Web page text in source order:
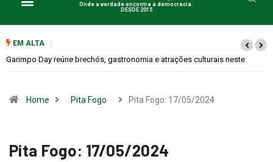
Onde a verdade encontra a democracia.
DESDE 2015
EM ALTA
Bugonia transforma paranoia e conspiração em um suspense imprevisível
Home Pita Fogo Pita Fogo: 17/05/2024
Pita Fogo: 17/05/2024